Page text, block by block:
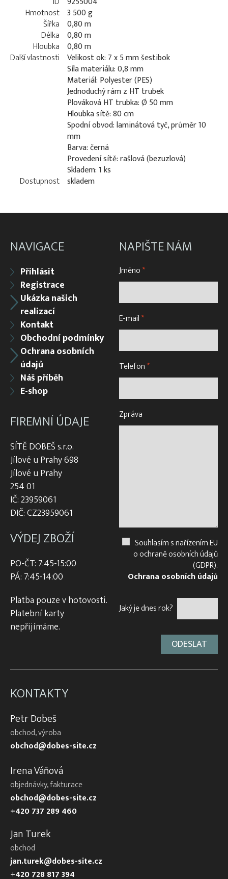
Hmotnost 3 500 g
Šířka 0,80 m
Délka 0,80 m
Hloubka 0,80 m
Další vlastnosti Velikost ok: 7 x 5 mm šestibok
Síla materiálu: 0,8 mm
Materiál: Polyester (PES)
Jednoduchý rám z HT trubek
Plováková HT trubka: Ø 50 mm
Hloubka sítě: 80 cm
Spodní obvod: laminátová tyč, průměr 10
mm
Barva: černá
Provedení sítě: rašlová (bezuzlová)
Skladem: 1 ks
Dostupnost skladem
NAVIGACE
Přihlásit
Registrace
Ukázka našich
realizací
Kontakt
Obchodní podmínky
Ochrana osobních
údajů
Náš příběh
E-shop
FIREMNÍ ÚDAJE
SÍTĚ DOBEŠ s.r.o.
Jílové u Prahy 698
Jílové u Prahy
254 01
IČ: 23959061
DIČ: CZ23959061
VÝDEJ ZBOŽÍ
PO-ČT: 7:45-15:00
PÁ: 7:45-14:00
Platba pouze v hotovosti.
Platební karty
nepřijímáme.
NAPIŠTE NÁM
Jméno*
E-mail*
Telefon*
Zpráva
Souhlasím s nařízením EU
o ochraně osobních údajů
(GDPR).
Ochrana osobních údajů
Jaký je dnes rok?
KONTAKTY
Petr Dobeš
obchod, výroba
obchod@dobes-site.cz
Irena Váňová
objednávky, fakturace
obchod@dobes-site.cz
+420 737 289 460
Jan Turek
obchod
jan.turek@dobes-site.cz
+420 728 817 394